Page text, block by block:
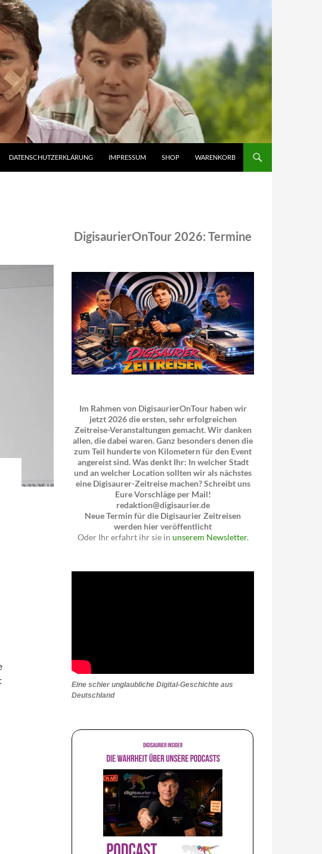
DATENSCHUTZERKLÄRUNG IMPRESSUM SHOP WARENKORB
DigisaurierOnTour 2026: Termine
Im Rahmen von DigisaurierOnTour haben wir
jetzt 2026 die ersten, sehr erfolgreichen
Zeitreise-Veranstaltungen gemacht. Wir danken
allen, die dabei waren. Ganz besonders denen die
zum Teil hunderte von Kilometern für den Event
angereist sind. Was denkt Ihr: In welcher Stadt
und an welcher Location sollten wir als nächstes
eine Digisaurer-Zeitreise machen? Schreibt uns
Eure Vorschläge per Mail!
redaktion@digisaurier.de
Neue Termin für die Digisaurier Zeitreisen
werden hier veröffentlicht
Oder Ihr erfahrt ihr sie in unserem Newsletter.
Eine schier unglaubliche Digital-Geschichte aus
Deutschland